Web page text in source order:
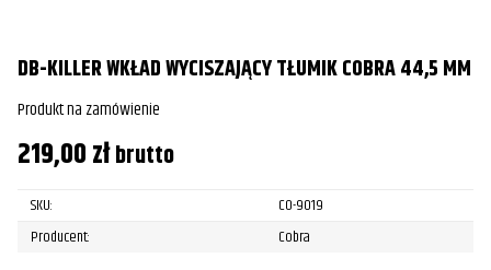
DB-KILLER WKŁAD WYCISZAJĄCY TŁUMIK COBRA 44,5 MM
Produkt na zamówienie
219,00złbrutto
SKU:
CO-9019
Producent:
Cobra